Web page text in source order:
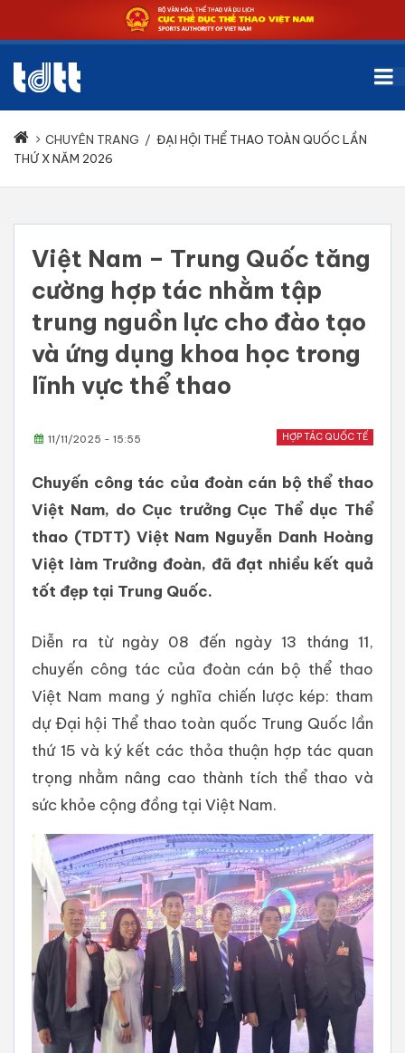
CHUYÊN TRANG / ĐẠI HỘI THỂ THAO TOÀN QUỐC LẦN
THỨ X NĂM 2026
Việt Nam – Trung Quốc tăng
cường hợp tác nhằm tập
trung nguồn lực cho đào tạo
và ứng dụng khoa học trong
lĩnh vực thể thao
HỢP TÁC QUỐC TẾ
11/11/2025 - 15:55
Chuyến công tác của đoàn cán bộ thể thao
Việt Nam, do Cục trưởng Cục Thể dục Thể
thao (TDTT) Việt Nam Nguyễn Danh Hoàng
Việt làm Trưởng đoàn, đã đạt nhiều kết quả
tốt đẹp tại Trung Quốc.
Diễn ra từ ngày 08 đến ngày 13 tháng 11,
chuyến công tác của đoàn cán bộ thể thao
Việt Nam mang ý nghĩa chiến lược kép: tham
dự Đại hội Thể thao toàn quốc Trung Quốc lần
thứ 15 và ký kết các thỏa thuận hợp tác quan
trọng nhằm nâng cao thành tích thể thao và
sức khỏe cộng đồng tại Việt Nam.